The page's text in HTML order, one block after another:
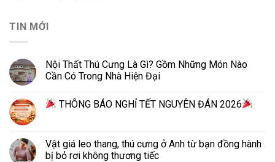
TIN MỚI
Nội Thất Thú Cưng Là Gì? Gồm Những Món Nào
Cần Có Trong Nhà Hiện Đại
THÔNG BÁO NGHỈ TẾT NGUYÊN ĐÁN 2026
Vật giá leo thang, thú cưng ở Anh từ bạn đồng hành
bị bỏ rơi không thương tiếc